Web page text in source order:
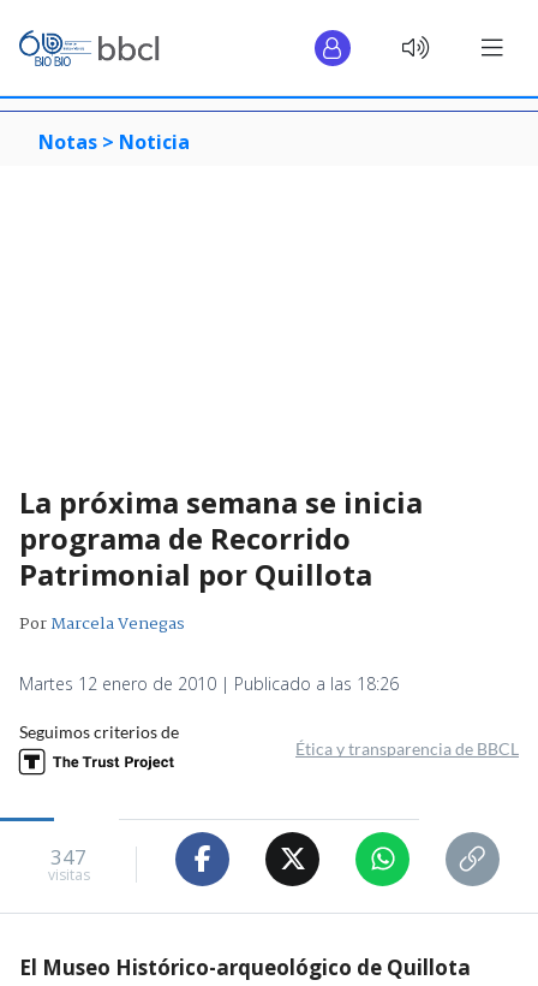
Notas > Noticia
La próxima semana se inicia
programa de Recorrido
Patrimonial por Quillota
PorMarcela Venegas
Martes 12 enero de 2010 | Publicado a las 18:26
Seguimos criterios de
Ética y transparencia de BBCL
347
visitas
El Museo Histórico-arqueológico de Quillota